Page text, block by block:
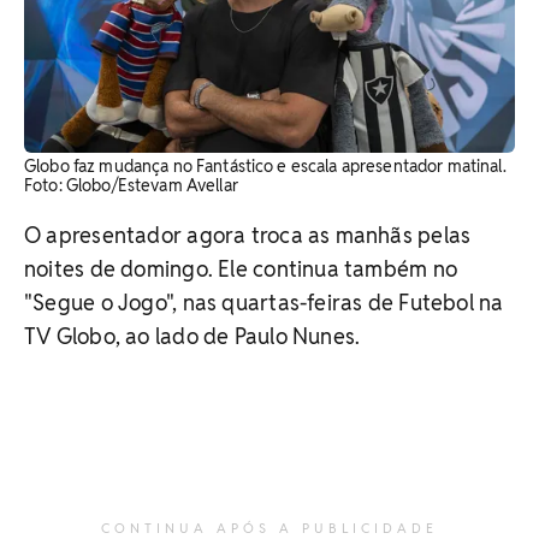
Globo faz mudança no Fantástico e escala apresentador matinal.
Foto: Globo/Estevam Avellar
O apresentador agora troca as manhãs pelas
noites de domingo. Ele continua também no
"Segue o Jogo", nas quartas-feiras de Futebol na
TV Globo, ao lado de Paulo Nunes.
CONTINUA APÓS A PUBLICIDADE